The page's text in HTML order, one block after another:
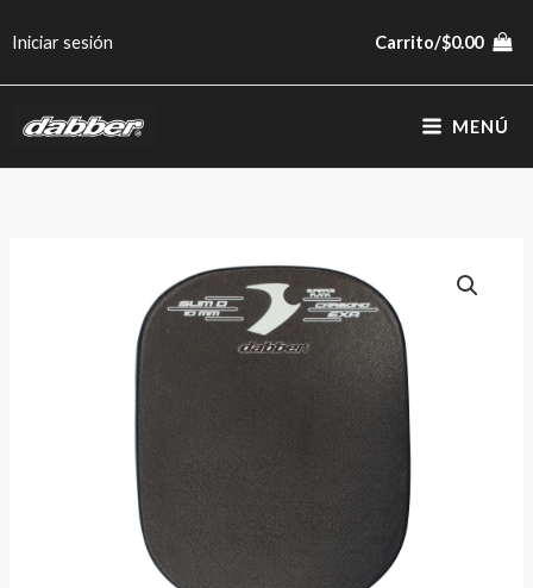
Iniciar sesión Carrito/$0.00
MENÚ